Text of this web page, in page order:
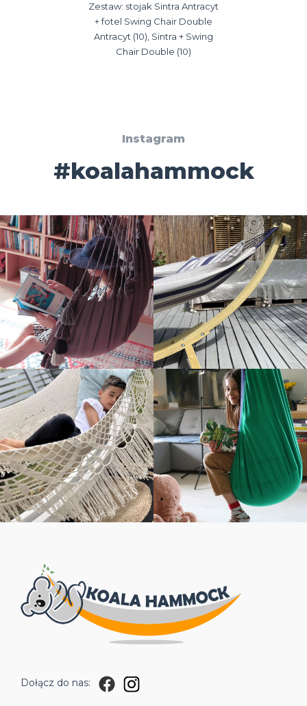
Zestaw: stojak Sintra Antracyt
+ fotel Swing Chair Double
Antracyt (10), Sintra + Swing
Chair Double (10)
Instagram
#koalahammock
Dołącz do nas: